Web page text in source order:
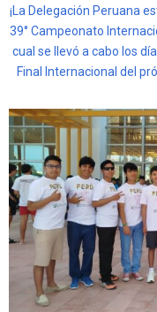
¡La Delegación Peruana
39° Campeonato
cual se llevó a cabo los
Final Internacional del